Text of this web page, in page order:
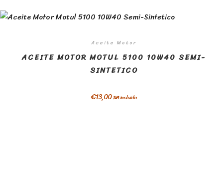
Aceite Motor
ACEITE MOTOR MOTUL 5100 10W40 SEMI-
SINTETICO
€13,00IVA incluido